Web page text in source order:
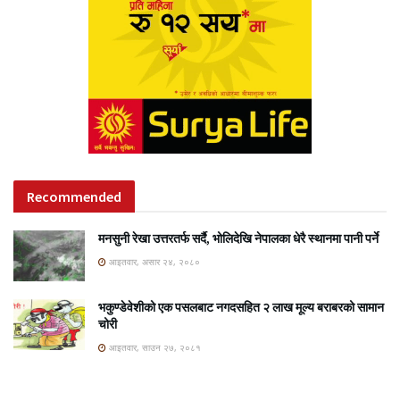
Recommended
मनसुनी रेखा उत्तरतर्फ सर्दै, भोलिदेखि नेपालका धेरै स्थानमा पानी पर्ने
आइतवार, असार २४, २०८०
भकुण्डेवेशीको एक पसलबाट नगदसहित २ लाख मूल्य बराबरको सामान
चोरी
आइतवार, साउन २७, २०८१